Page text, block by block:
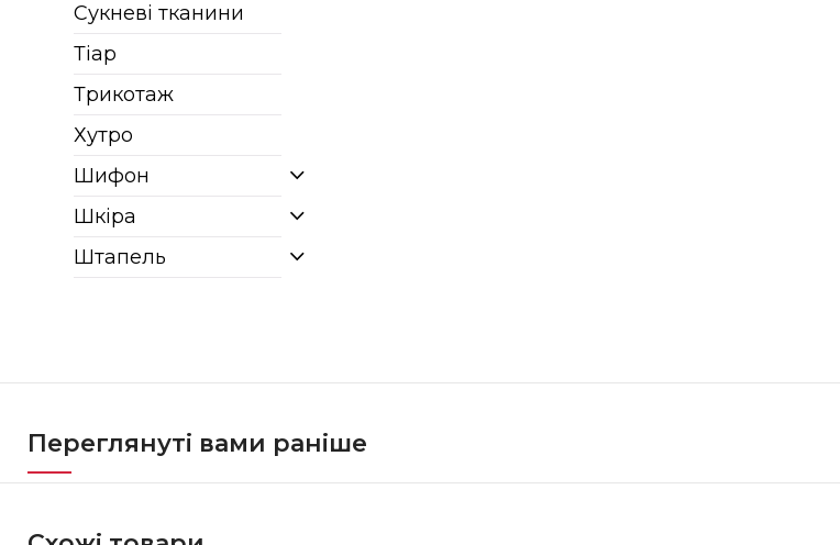
Сукневі тканини
Тіар
Трикотаж
Хутро
Шифон
Шкіра
Штапель
Переглянуті вами раніше